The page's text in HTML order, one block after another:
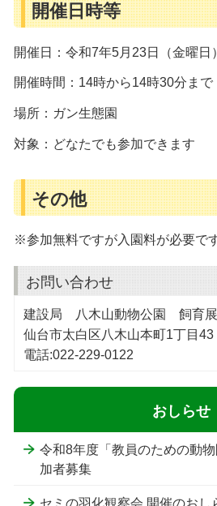
開催日時等
開催日：令和7年5月23日（金曜日）
開催時間：14時から14時30分まで
場所：ガン生態園
対象：どなたでも参加できます
その他
※参加無料ですが入園料が必要です
お問い合わせ
建設局 八木山動物公園 飼育
仙台市太白区八木山本町1丁目43
電話:022-229-0122
おしらせ
令和8年度「教員のための動
加者募集
セミの羽化観察会 開催のおし